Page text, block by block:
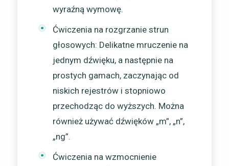
wyraźną wymowę.
Ćwiczenia na rozgrzanie strun
głosowych: Delikatne mruczenie na
jednym dźwięku, a następnie na
prostych gamach, zaczynając od
niskich rejestrów i stopniowo
przechodząc do wyższych. Można
również używać dźwięków „m”, „n”,
„ng”.
Ćwiczenia na wzmocnienie